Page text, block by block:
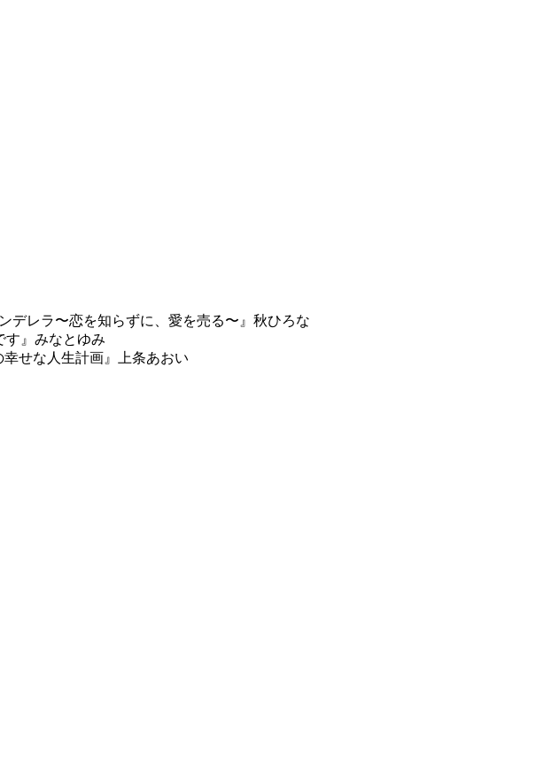
デレラ〜恋を知らずに、愛を売る〜』秋ひろな
す』みなとゆみ
幸せな人生計画』上条あおい